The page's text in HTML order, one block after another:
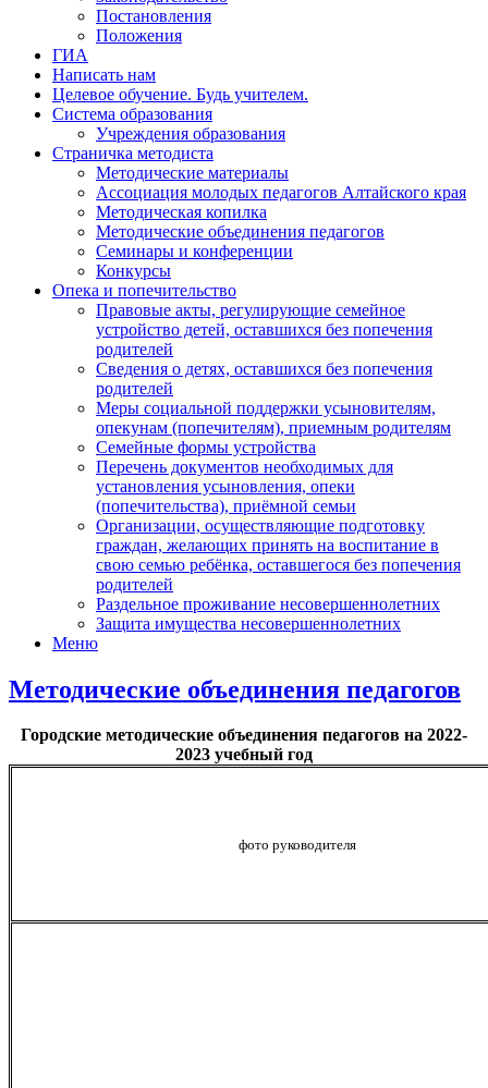
Постановления
Положения
ГИА
Написать нам
Целевое обучение. Будь учителем.
Система образования
Учреждения образования
Страничка методиста
Методические материалы
Ассоциация молодых педагогов Алтайского края
Методическая копилка
Методические объединения педагогов
Семинары и конференции
Конкурсы
Опека и попечительство
Правовые акты, регулирующие семейное
устройство детей, оставшихся без попечения
родителей
Сведения о детях, оставшихся без попечения
родителей
Меры социальной поддержки усыновителям,
опекунам (попечителям), приемным родителям
Семейные формы устройства
Перечень документов необходимых для
установления усыновления, опеки
(попечительства), приёмной семьи
Организации, осуществляющие подготовку
граждан, желающих принять на воспитание в
свою семью ребёнка, оставшегося без попечения
родителей
Раздельное проживание несовершеннолетних
Защита имущества несовершеннолетних
Меню
Методические объединения педагогов
Городские методические объединения педагогов на 2022-
2023 учебный год
фото руководителя